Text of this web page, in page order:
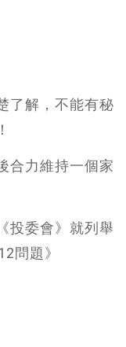
了解，不能有秘
合力維持一個家
投委會》就列舉
問題》